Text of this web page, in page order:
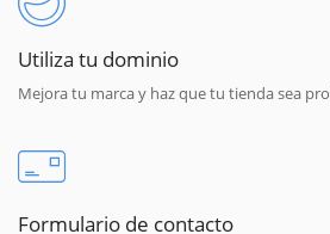
Utiliza tu dominio
Mejora tu marca y haz que tu tienda sea
Formulario de contacto